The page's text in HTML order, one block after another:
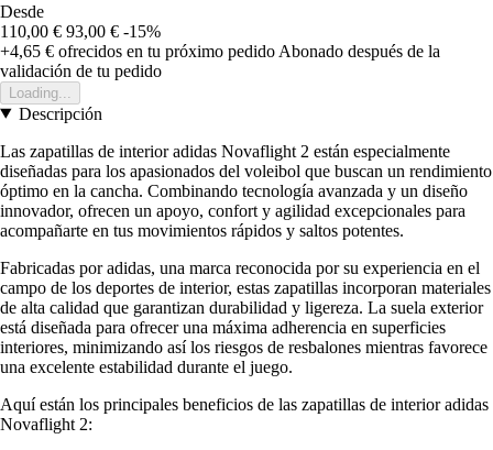
Desde
110,00 € 93,00 € -15%
+4,65 € ofrecidos en tu próximo pedido Abonado después de la
validación de tu pedido
Loading...
Descripción
Las zapatillas de interior adidas Novaflight 2 están especialmente
diseñadas para los apasionados del voleibol que buscan un rendimiento
óptimo en la cancha. Combinando tecnología avanzada y un diseño
innovador, ofrecen un apoyo, confort y agilidad excepcionales para
acompañarte en tus movimientos rápidos y saltos potentes.
Fabricadas por adidas, una marca reconocida por su experiencia en el
campo de los deportes de interior, estas zapatillas incorporan materiales
de alta calidad que garantizan durabilidad y ligereza. La suela exterior
está diseñada para ofrecer una máxima adherencia en superficies
interiores, minimizando así los riesgos de resbalones mientras favorece
una excelente estabilidad durante el juego.
Aquí están los principales beneficios de las zapatillas de interior adidas
Novaflight 2: